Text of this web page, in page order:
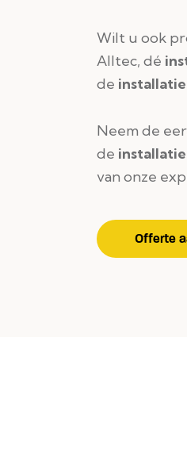
Wilt u ook
Alltec, dé
de
Neem de
de
van onze
Offerte